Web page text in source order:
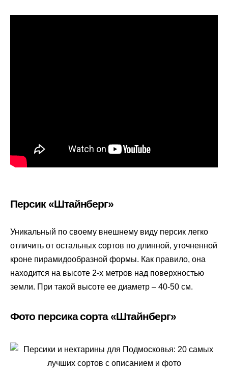
Персик «Штайнберг»
Уникальный по своему внешнему виду персик легко
отличить от остальных сортов по длинной, уточненной
кроне пирамидообразной формы. Как правило, она
находится на высоте 2-х метров над поверхностью
земли. При такой высоте ее диаметр – 40-50 см.
Фото персика сорта «Штайнберг»